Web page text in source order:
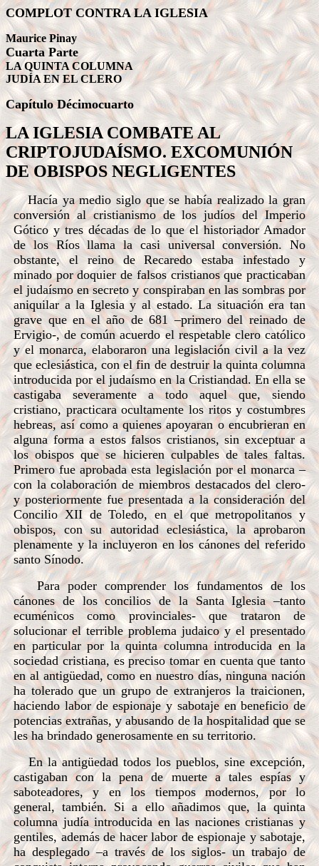
COMPLOT CONTRA LA IGLESIA
Maurice Pinay
Cuarta Parte
LA QUINTA COLUMNA
JUDÍA EN EL CLERO
CapítuloDécimocuarto
LA IGLESIA COMBATE AL
CRIPTOJUDAÍSMO. EXCOMUNIÓN
DE OBISPOS NEGLIGENTES
Hacía ya medio siglo que se había realizado la gran
conversión al cristianismo de los judíos del Imperio
Gótico y tres décadas de lo que el historiador Amador
de los Ríos llama la casi universal conversión. No
obstante, el reino de Recaredo estaba infestado y
minado por doquier de falsos cristianos que practicaban
el judaísmo en secreto y conspiraban en las sombras por
aniquilar a la Iglesia y al estado. La situación era tan
grave que en el año de 681 –primero del reinado de
Ervigio-, de común acuerdo el respetable clero católico
y el monarca, elaboraron una legislación civil a la vez
que eclesiástica, con el fin de destruir la quinta columna
introducida por el judaísmo en la Cristiandad. En ella se
castigaba severamente a todo aquel que, siendo
cristiano, practicara ocultamente los ritos y costumbres
hebreas, así como a quienes apoyaran o encubrieran en
alguna forma a estos falsos cristianos, sin exceptuar a
los obispos que se hicieren culpables de tales faltas.
Primero fue aprobada esta legislación por el monarca –
con la colaboración de miembros destacados del clero-
y posteriormente fue presentada a la consideración del
Concilio XII de Toledo, en el que metropolitanos y
obispos, con su autoridad eclesiástica, la aprobaron
plenamente y la incluyeron en los cánones del referido
santo Sínodo.
Para poder comprender los fundamentos de los
cánones de los concilios de la Santa Iglesia –tanto
ecuménicos como provinciales- que trataron de
solucionar el terrible problema judaico y el presentado
en particular por la quinta columna introducida en la
sociedad cristiana, es preciso tomar en cuenta que tanto
en al antigüedad, como en nuestro días, ninguna nación
ha tolerado que un grupo de extranjeros la traicionen,
haciendo labor de espionaje y sabotaje en beneficio de
potencias extrañas, y abusando de la hospitalidad que se
les ha brindado generosamente en su territorio.
En la antigüedad todos los pueblos, sine excepción,
castigaban con la pena de muerte a tales espías y
saboteadores, y en los tiempos modernos, por lo
general, también. Si a ello añadimos que, la quinta
columna judía introducida en las naciones cristianas y
gentiles, además de hacer labor de espionaje y sabotaje,
ha desplegado –a través de los siglos- un trabajo de